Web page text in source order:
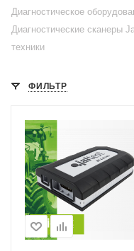
Диагностическое
Диагностические сканеры
техники
ФИЛЬТР